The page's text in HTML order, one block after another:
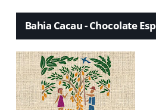
Bahia Cacau - Chocolate